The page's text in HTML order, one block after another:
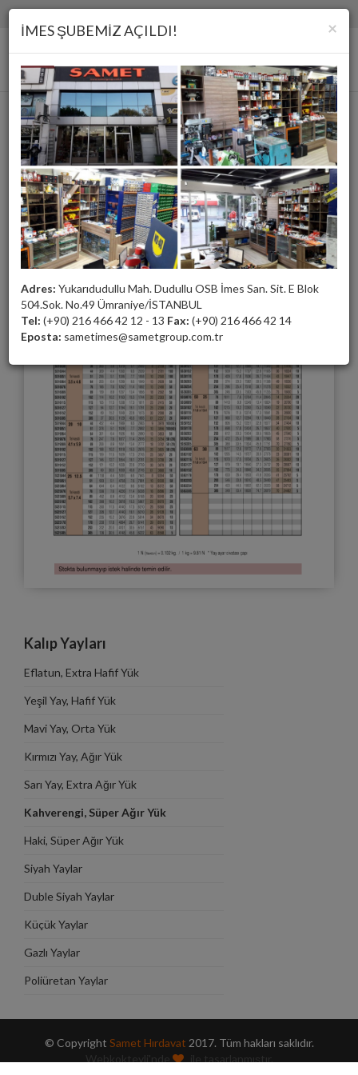
Kahverengi, Süper Ağır Yük
Kalıp Yayları
Eflatun, Extra Hafif Yük
Yeşil Yay, Hafif Yük
Mavi Yay, Orta Yük
Kırmızı Yay, Ağır Yük
Sarı Yay, Extra Ağır Yük
Kahverengi, Süper Ağır Yük
Haki, Süper Ağır Yük
Siyah Yaylar
Duble Siyah Yaylar
Küçük Yaylar
Gazlı Yaylar
Poliüretan Yaylar
© Copyright Samet Hırdavat 2017. Tüm hakları saklıdır.
Webkokteyli'nde
×
İMES ŞUBEMİZ AÇILDI!
Adres: Yukarıdudullu Mah. Dudullu OSB İmes San. Sit. E Blok
504.Sok. No.49 Ümraniye/İSTANBUL
Tel: (+90) 216 466 42 12 - 13 Fax: (+90) 216 466 42 14
Eposta: sametimes@sametgroup.com.tr